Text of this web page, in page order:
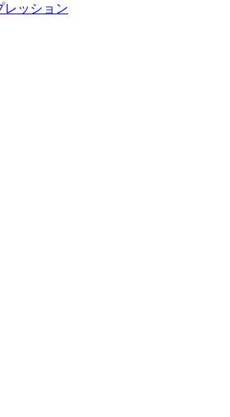
レッション